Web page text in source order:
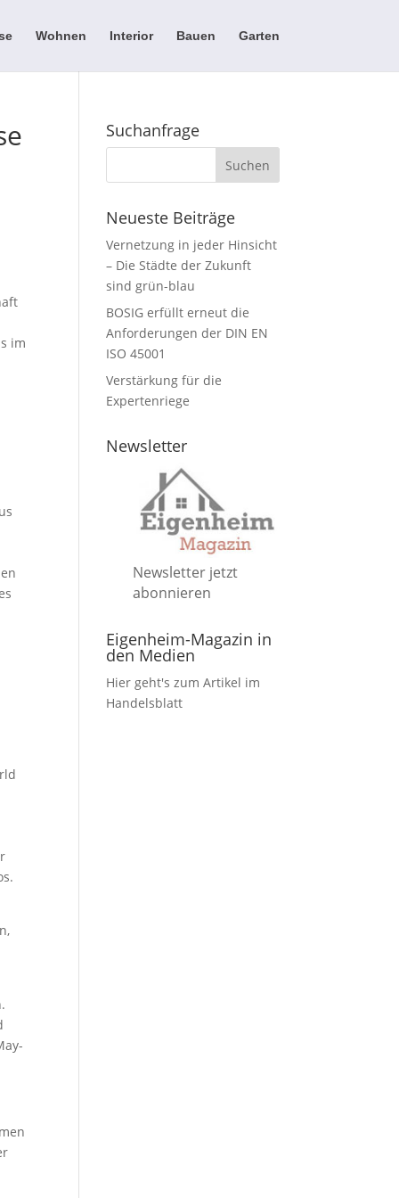
Wohnen Interior Bauen Garten
im
Suchanfrage
Neueste Beiträge
Vernetzung in jeder Hinsicht
– Die Städte der Zukunft
sind grün-blau
BOSIG erfüllt erneut die
Anforderungen der DIN EN
ISO 45001
Verstärkung für die
Expertenriege
Newsletter
Newsletter jetzt
abonnieren
Eigenheim-Magazin in
den Medien
Hier geht's zum Artikel im
Handelsblatt